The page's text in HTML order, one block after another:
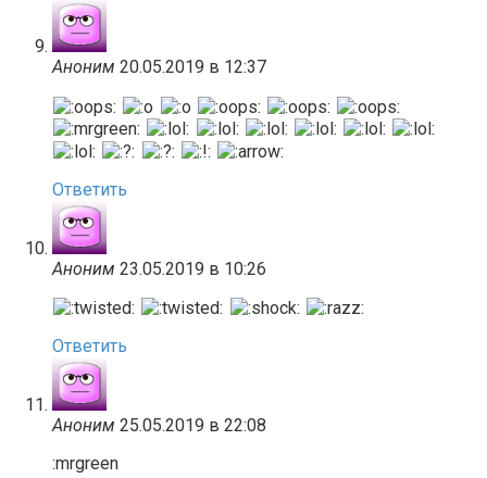
Аноним 20.05.2019 в 12:37
Ответить
Аноним 23.05.2019 в 10:26
Ответить
Аноним 25.05.2019 в 22:08
:mrgreen